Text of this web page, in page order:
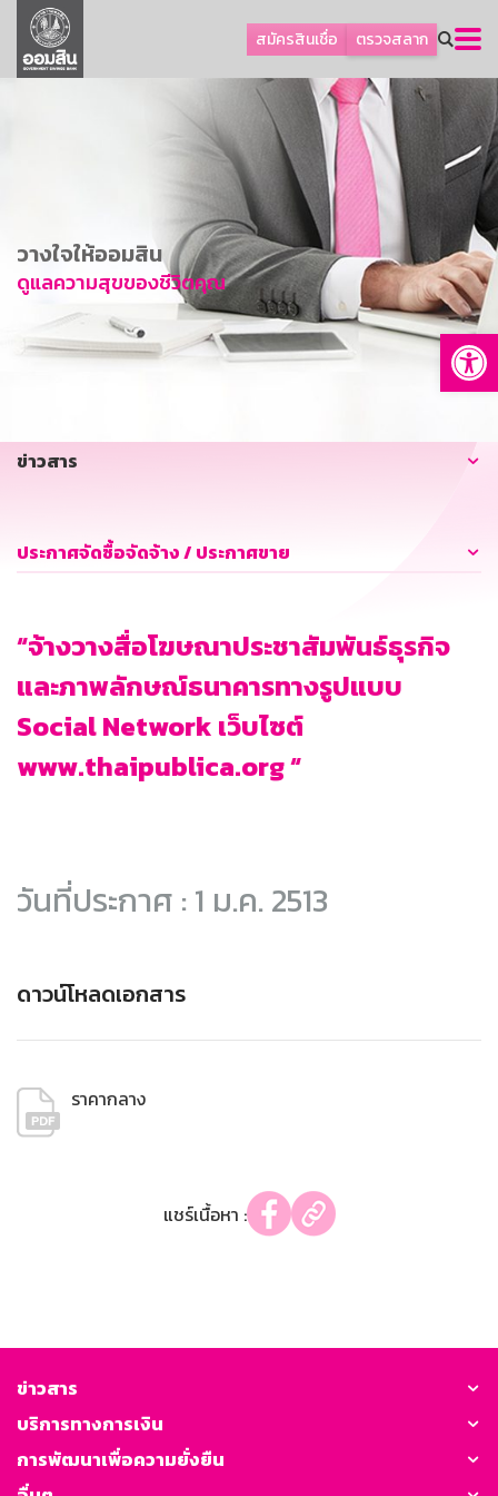
สมัครสินเชื่อ ตรวจสลาก
ลูกค้าธุรกิจ
ลูกค้าผู้ประกอบรายย่อย
การพัฒนาที่ยั่งยืน
ข่าวสาร
บริการทางการเงิน
อื่นๆ
วางใจให้ออมสิน
ดูแลความสุขของชีวิตคุณ
ข่าวสาร
ประกาศจัดซื้อจัดจ้าง / ประกาศขาย
“จ้างวางสื่อโฆษณาประชาสัมพันธ์ธุรกิจ
และภาพลักษณ์ธนาคารทางรูปแบบ
Social Network เว็บไซต์
www.thaipublica.org “
วันที่ประกาศ : 1 ม.ค. 2513
ดาวน์โหลดเอกสาร
ราคากลาง
แชร์เนื้อหา :
ข่าวสาร
บริการทางการเงิน
การพัฒนาเพื่อความยั่งยืน